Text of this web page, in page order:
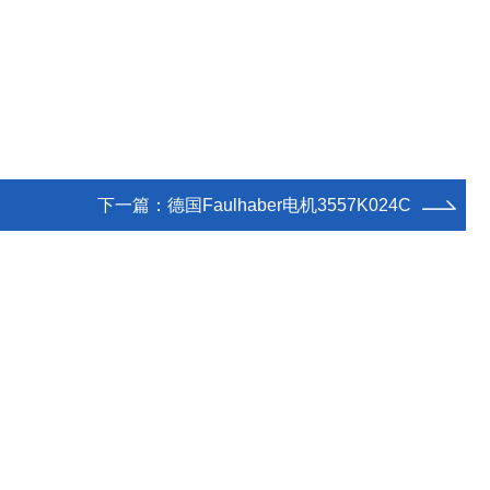
下一篇： 德国Faulhaber电机3557K024C